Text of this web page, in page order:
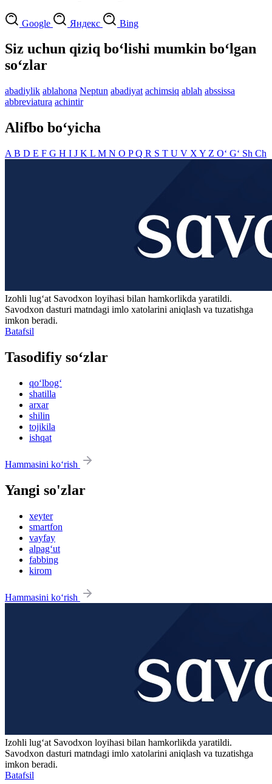
Google Яндекс Bing
Siz uchun qiziq bo‘lishi mumkin bo‘lgan
so‘zlar
abadiylik ablahona Neptun abadiyat achimsiq ablah abssissa
abbreviatura achintir
Alifbo bo‘yicha
A B D E F G H I J K L M N O PQ R S T U V X Y Z O‘ G‘ Sh Ch
Izohli lugʻat Savodxon loyihasi bilan hamkorlikda yaratildi.
Savodxon dasturi matndagi imlo xatolarini aniqlash va tuzatishga
imkon beradi.
Batafsil
Tasodifiy so‘zlar
qo‘lbog‘
shatilla
arxar
shilin
tojikila
ishqat
Hammasini ko‘rish
Yangi so'zlar
xeyter
smartfon
vayfay
alpag‘ut
fabbing
kirom
Hammasini ko‘rish
Izohli lugʻat Savodxon loyihasi bilan hamkorlikda yaratildi.
Savodxon dasturi matndagi imlo xatolarini aniqlash va tuzatishga
imkon beradi.
Batafsil